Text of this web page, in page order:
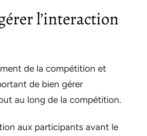
l’interaction
de la compétition et
de bien gérer
au long de la compétition.
aux participants avant le